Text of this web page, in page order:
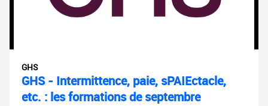
GHS
GHS - Intermittence, paie, sPAIEctacle,
etc. : les formations de septembre